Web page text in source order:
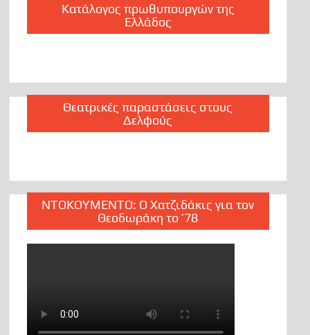
Κατάλογος πρωθυπουργών της
Ελλάδος
Θεατρικές παραστάσεις στους
Δελφούς
ΝΤΟΚΟΥΜΕΝΤΟ: Ο Χατζιδάκις για τον
Θεοδωράκη το ’78